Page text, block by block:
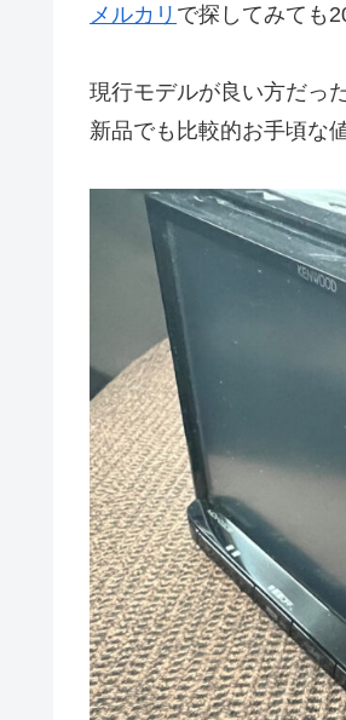
メルカリ で探してみても
現行モデルが良い方だった
新品でも比較的お手頃な